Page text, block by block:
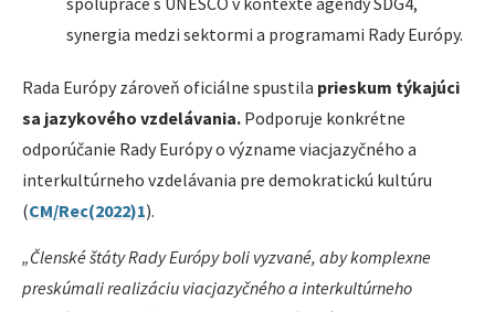
synergia medzi sektormi a programami Rady Európy.
Rada Európy zároveň oficiálne spustila prieskum týkajúci
sa jazykového vzdelávania. Podporuje konkrétne
odporúčanie Rady Európy o význame viacjazyčného a
interkultúrneho vzdelávania pre demokratickú kultúru
(CM/Rec(2022)1).
„Členské štáty Rady Európy boli vyzvané, aby komplexne
preskúmali realizáciu viacjazyčného a interkultúrneho